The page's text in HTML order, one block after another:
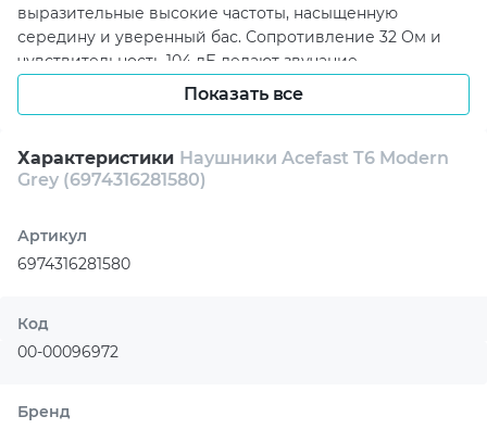
выразительные высокие частоты, насыщенную
середину и уверенный бас. Сопротивление 32 Ом и
чувствительность 104 дБ делают звучание
сбалансированным для музыки, видео, звонков и
голосового общения.
Встроенный в корпус всенаправленный микрофон с
технологией ENC помогает передавать голос четко
регулировать громкость и управлять
воспроизведением, а влагозащита IPX4 повышает
тренировок.
Acefast T6 Modern Grey работают до 4 часов от
увеличивает общее время использования до 20 часов.
Показать все
Характеристики Наушники Acefast T6 Modern
Grey (6974316281580)
Артикул
6974316281580
Код
00-00096972
Бренд